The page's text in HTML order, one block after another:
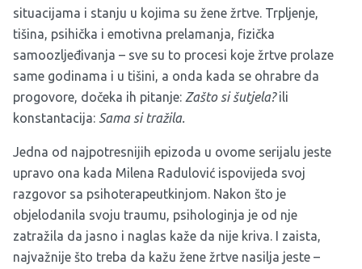
situacijama i stanju u kojima su žene žrtve. Trpljenje,
tišina, psihička i emotivna prelamanja, fizička
samoozljeđivanja – sve su to procesi koje žrtve prolaze
same godinama i u tišini, a onda kada se ohrabre da
progovore, dočeka ih pitanje: Zašto si šutjela?ili
konstantacija: Sama si tražila.
Jedna od najpotresnijih epizoda u ovome serijalu jeste
upravo ona kada Milena Radulović ispovijeda svoj
razgovor sa psihoterapeutkinjom. Nakon što je
objelodanila svoju traumu, psihologinja je od nje
zatražila da jasno i naglas kaže da nije kriva. I zaista,
najvažnije što treba da kažu žene žrtve nasilja jeste –